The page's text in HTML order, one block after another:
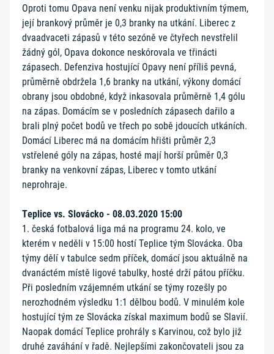
Oproti tomu Opava není venku nijak produktivním týmem,
její brankový průměr je 0,3 branky na utkání. Liberec z
dvaadvaceti zápasů v této sezóně ve čtyřech nevstřelil
žádný gól, Opava dokonce neskórovala ve třinácti
zápasech. Defenziva hostující Opavy není příliš pevná,
průměrně obdržela 1,6 branky na utkání, výkony domácí
obrany jsou obdobné, když inkasovala průměrně 1,4 gólu
na zápas. Domácím se v posledních zápasech dařilo a
brali plný počet bodů ve třech po sobě jdoucích utkáních.
Domácí Liberec má na domácím hřišti průměr 2,3
vstřelené góly na zápas, hosté mají horší průměr 0,3
branky na venkovní zápas, Liberec v tomto utkání
neprohraje.
Teplice vs. Slovácko - 08.03.2020 15:00
1. česká fotbalová liga má na programu 24. kolo, ve
kterém v neděli v 15:00 hostí Teplice tým Slovácka. Oba
týmy dělí v tabulce sedm příček, domácí jsou aktuálně na
dvanáctém místě ligové tabulky, hosté drží pátou příčku.
Při posledním vzájemném utkání se týmy rozešly po
nerozhodném výsledku 1:1 dělbou bodů. V minulém kole
hostující tým ze Slovácka získal maximum bodů se Slavií.
Naopak domácí Teplice prohrály s Karvinou, což bylo již
druhé zaváhání v řadě. Nejlepšími zakončovateli jsou za